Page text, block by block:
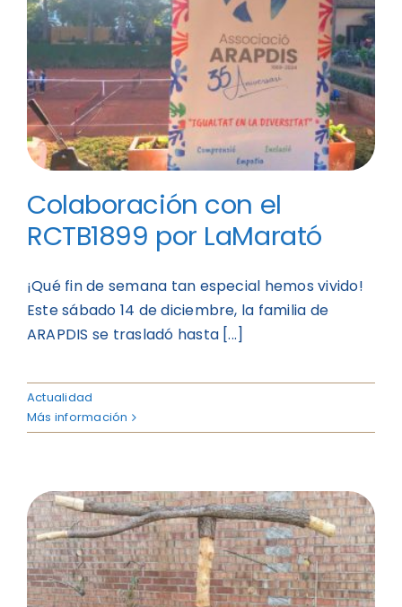
Colaboración con el
RCTB1899 por LaMarató
¡Qué fin de semana tan especial hemos vivido!
Este sábado 14 de diciembre, la familia de
ARAPDIS se trasladó hasta [...]
Actualidad
Más información